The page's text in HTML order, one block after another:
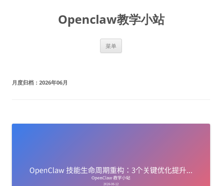
Openclaw教学小站
菜单
月度归档： 2026年06月